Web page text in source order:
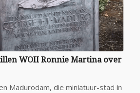
WOII Ronnie Martina over
Madurodam, die miniatuur-stad in